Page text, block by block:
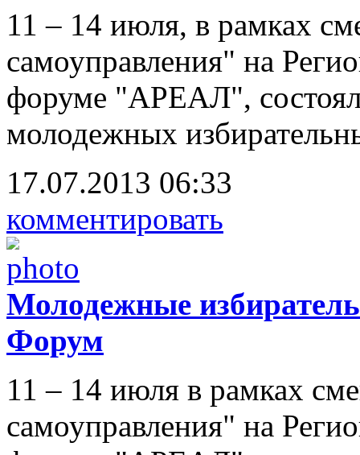
11 – 14 июля, в рамках
самоуправления" на
форуме "АРЕАЛ",
молодежных
17.07.2013 06:33
комментировать
Молодежные
Форум
11 – 14 июля в рамках
самоуправления" на